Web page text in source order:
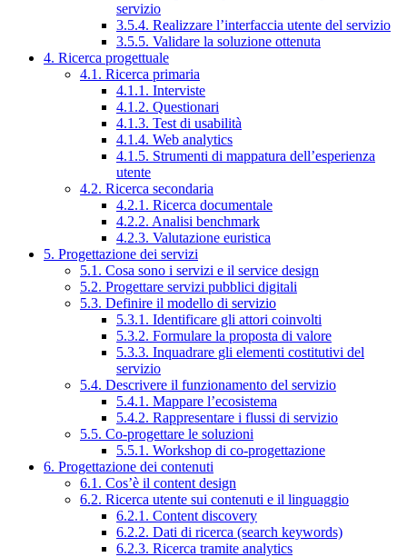
servizio
3.5.4. Realizzare l’interfaccia utente del servizio
3.5.5. Validare la soluzione ottenuta
4. Ricerca progettuale
4.1. Ricerca primaria
4.1.1. Interviste
4.1.2. Questionari
4.1.3. Test di usabilità
4.1.4. Web analytics
4.1.5. Strumenti di mappatura dell’esperienza
utente
4.2. Ricerca secondaria
4.2.1. Ricerca documentale
4.2.2. Analisi benchmark
4.2.3. Valutazione euristica
5. Progettazione dei servizi
5.1. Cosa sono i servizi e il service design
5.2. Progettare servizi pubblici digitali
5.3. Definire il modello di servizio
5.3.1. Identificare gli attori coinvolti
5.3.2. Formulare la proposta di valore
5.3.3. Inquadrare gli elementi costitutivi del
servizio
5.4. Descrivere il funzionamento del servizio
5.4.1. Mappare l’ecosistema
5.4.2. Rappresentare i flussi di servizio
5.5. Co-progettare le soluzioni
5.5.1. Workshop di co-progettazione
6. Progettazione dei contenuti
6.1. Cos’è il content design
6.2. Ricerca utente sui contenuti e il linguaggio
6.2.1. Content discovery
6.2.2. Dati di ricerca (search keywords)
6.2.3. Ricerca tramite analytics